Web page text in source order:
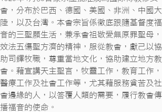
會，分布於巴西、德國、美國、非洲、中國大
陸，以及台灣。本會宗旨係徹底跟隨基督度福
音的三聖願生活，兼承會祖敬愛無原罪聖母，
效法五傷聖方濟的精神，服從教會，獻己以協
助司鐸牧職，尊重當地文化，協助建立地方教
會。藉宣講天主聖言，牧靈工作，教育工作，
醫療工作及社會工作等，尤其藉服務貧苦及社
會邊緣的人，以答覆人類的需要，履行教會傳
播福音的使命。